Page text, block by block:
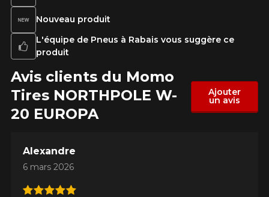
Nouveau produit
L'équipe de Pneus à Rabais vous suggère ce
produit
Avis clients du Momo
Tires NORTHPOLE W-
20 EUROPA
Ajouter
un avis
Alexandre
6 mars 2026